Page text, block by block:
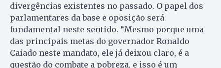
divergências existentes no passado. O papel dos
parlamentares da base e oposição será
fundamental neste sentido. “Mesmo porque uma
das principais metas do governador Ronaldo
Caiado neste mandato, ele já deixou claro, é a
questão do combate a pobreza, e isso é um